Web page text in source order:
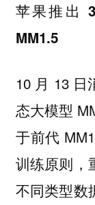
苹果推出
MM1.5
10 月 13 日
态大模型
于前代
训练原则，
不同类型数